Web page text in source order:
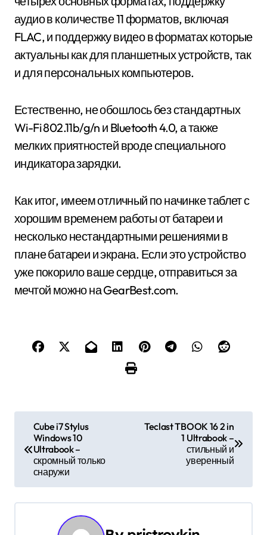
аудио в количестве 11 форматов, включая
FLAC, и поддержку видео в форматах которые
актуальны как для планшетных устройств, так
и для персональных компьютеров.
Естественно, не обошлось без стандартных
Wi-Fi 802.11b/g/n и Bluetooth 4.0, а также
мелких приятностей вроде специального
индикатора зарядки.
Как итог, имеем отличный по начинке таблет с
хорошим временем работы от батареи и
несколько нестандартными решениями в
плане батареи и экрана. Если это устройство
уже покорило ваше сердце, отправиться за
мечтой можно на GearBest.com.
и
Cube i7 Stylus
Windows 10
Ultrabook –
скромный только
снаружи
Teclast TBOOK 16 2 in
1 Ultrabook –
стильный и
уверенный